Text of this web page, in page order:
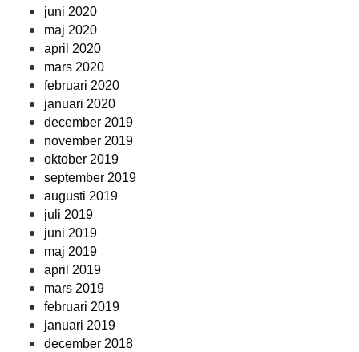
juni 2020
maj 2020
april 2020
mars 2020
februari 2020
januari 2020
december 2019
november 2019
oktober 2019
september 2019
augusti 2019
juli 2019
juni 2019
maj 2019
april 2019
mars 2019
februari 2019
januari 2019
december 2018